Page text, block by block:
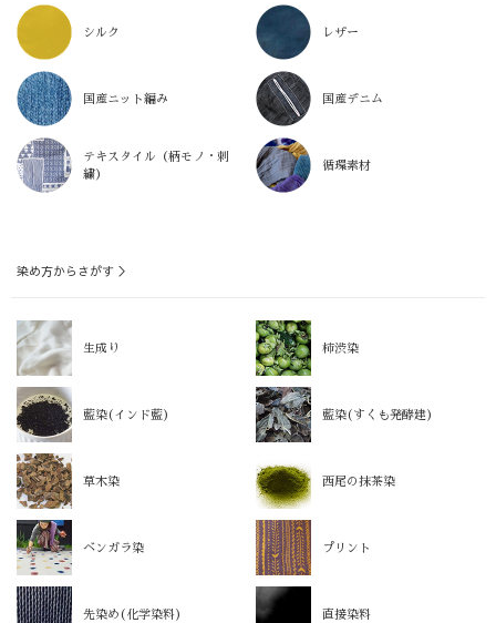
シルク レザー
国産ニット編み 国産デニム
テキスタイル（柄モノ・刺
繍）
循環素材
染め方からさがす ＞
生成り 柿渋染
藍染(インド藍) 藍染(すくも発酵建)
草木染 西尾の抹茶染
ベンガラ染 プリント
先染め(化学染料) 直接染料